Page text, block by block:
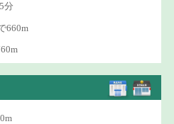
分
660m